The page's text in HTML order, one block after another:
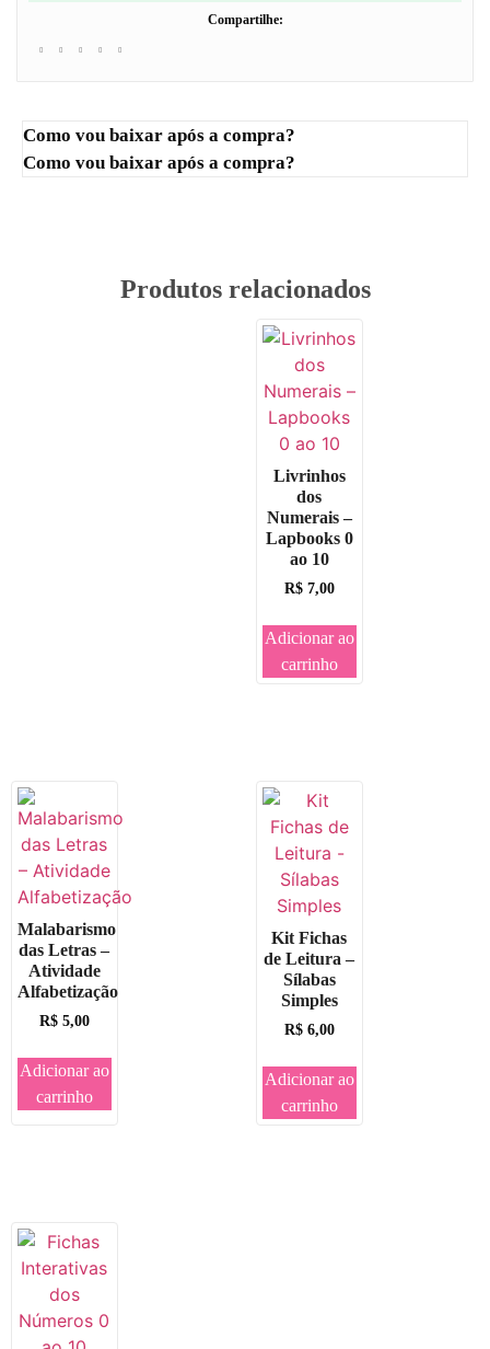
Compartilhe:
Como vou baixar após a compra?
Como vou baixar após a compra?
Produtos relacionados
Livrinhos
dos
Numerais –
Lapbooks 0
ao 10
R$7,00
Adicionar ao
carrinho
Malabarismo
das Letras –
Atividade
Alfabetização
R$5,00
Adicionar ao
carrinho
Kit Fichas
de Leitura –
Sílabas
Simples
R$6,00
Adicionar ao
carrinho